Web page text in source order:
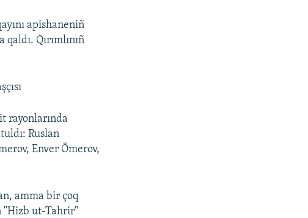
apishaneniñ
Qırımlınıñ
rayonlarında
Ruslan
Enver Ömerov,
amma bir çoq
"Hizb ut-Tahrir"